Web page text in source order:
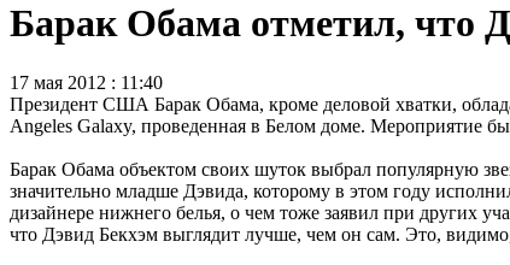
Барак Обама отметил, что
17 мая 2012 : 11:40
Президент США Барак Обама, кроме деловой хватки,
Angeles Galaxy, проведенная в Белом доме. Мероприятие
Барак Обама объектом своих шуток выбрал популярную
значительно младше Дэвида, которому в этом году
дизайнере нижнего белья, о чем тоже заявил при других
что Дэвид Бекхэм выглядит лучше, чем он сам. Это,